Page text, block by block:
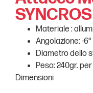
Materiale :
Angolazione: -6°
Diametro dello
Peso: 240gr.
Dimensioni